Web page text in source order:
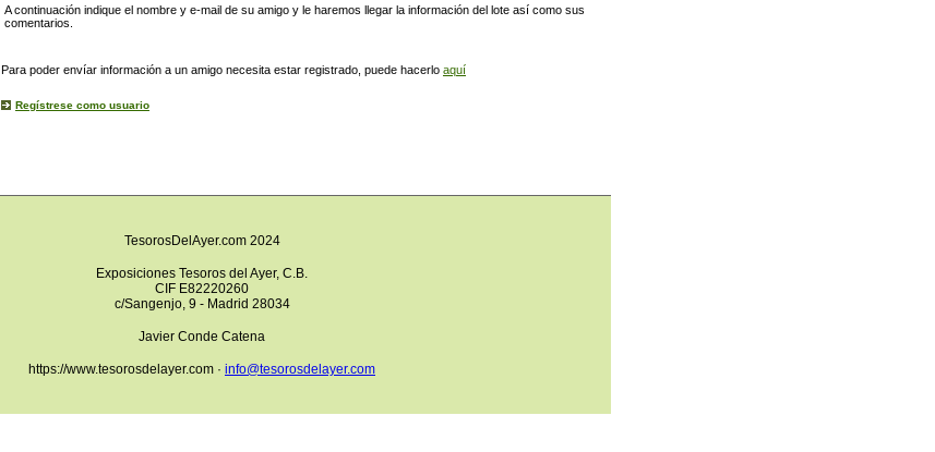
A continuación indique el nombre y e-mail de su amigo y le haremos llegar la información del lote así como sus
comentarios.
Para poder envíar información a un amigo necesita estar registrado, puede hacerlo aquí
Regístrese como usuario
TesorosDelAyer.com 2024
Exposiciones Tesoros del Ayer, C.B.
CIF E82220260
c/Sangenjo, 9 - Madrid 28034
Javier Conde Catena
https://www.tesorosdelayer.com · info@tesorosdelayer.com